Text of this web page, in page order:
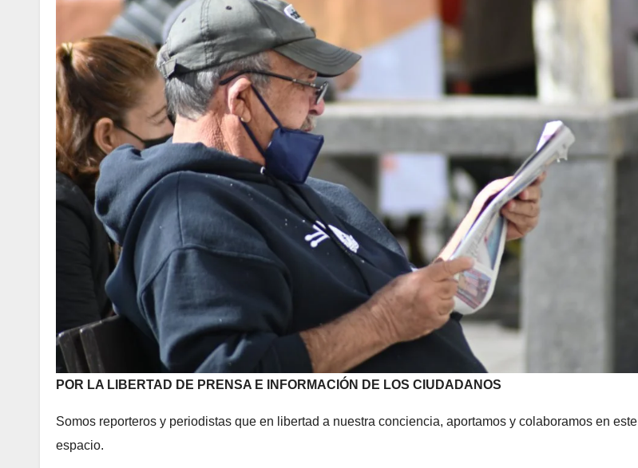
POR LA LIBERTAD DE PRENSA E INFORMACIÓN DE LOS CIUDADANOS
Somos reporteros y periodistas que en libertad a nuestra conciencia, aportamos y colaboramos en este
espacio.